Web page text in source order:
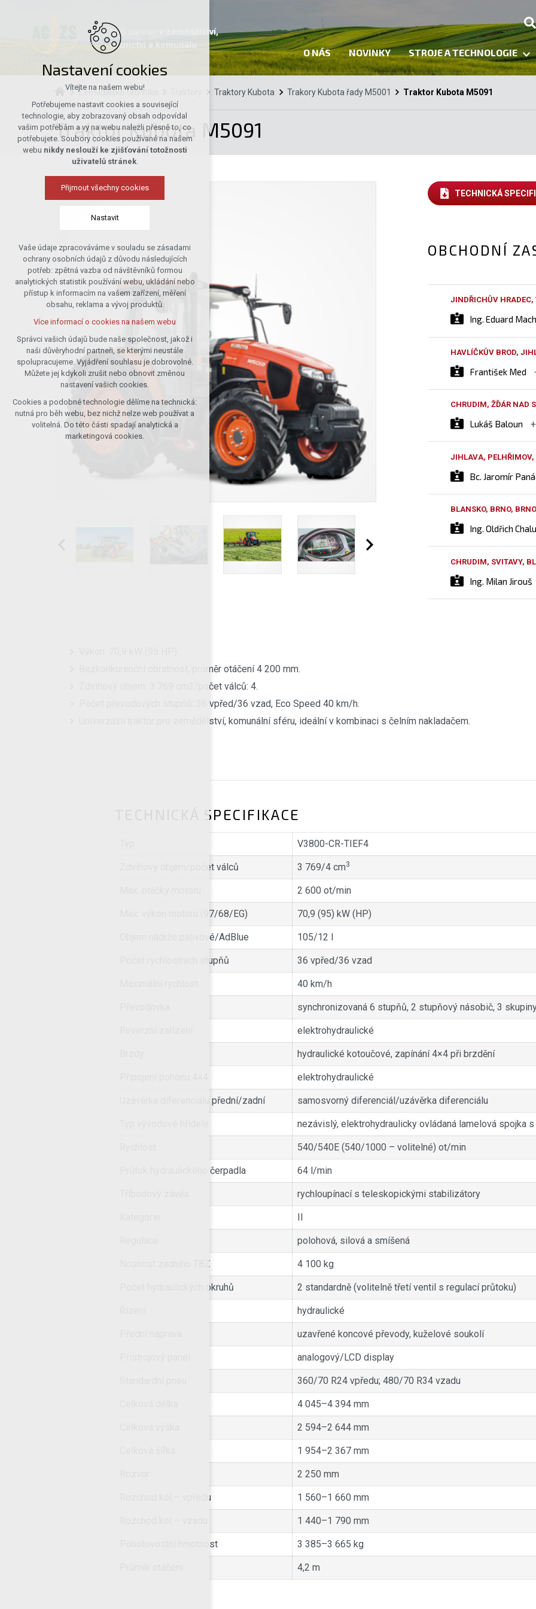
Váš partner
v zemědělství,
lesnictví a komunálu
O NÁS NOVINKY STROJE A TECHNOLOGIE
Zemědělská technika Traktory Kubota Trakory Kubota řady M5001 Traktor Kubota M5091
Traktor Kubota M5091
TECHNICKÁ
OBCHODNÍ
Ing. Eduard
JINDŘICHŮV
František Med
HAVLÍČKŮV BROD,
Lukáš Baloun
CHRUDIM, ŽĎÁR NAD
Bc. Jaromír
JIHLAVA,
Ing. Oldřich
BLANSKO, BRNO,
Ing. Milan Jirouš
CHRUDIM, SVITAVY,
Bezkonkurenční obratnost, průměr otáčení 4 200 mm.
Zdvihový objem: 3 769 cm3/počet válců: 4.
Počet převodových stupňů: 36 vpřed/36 vzad, Eco Speed 40 km/h.
Univerzální traktor pro zemědělství, komunální sféru, ideální v kombinaci s čelním nakladačem.
TECHNICKÁ SPECIFIKACE
V3800-CR-TIEF4
Zdvihový objem/počet válců 3 769/4 cm3
2 600 ot/min
Max. výkon motoru (97/68/EG) 70,9 (95) kW (HP)
Objem nádrže palivové/AdBlue 105/12 l
Počet rychlostních stupňů 36 vpřed/36 vzad
40 km/h
synchronizovaná 6 stupňů, 2 stupňový násobič, 3
elektrohydraulické
hydraulické kotoučové, zapínání 4×4 při brzdění
elektrohydraulické
Uzávěrka diferenciálu přední/zadní samosvorný diferenciál/uzávěrka diferenciálu
nezávislý, elektrohydraulicky ovládaná lamelová spojka
540/540E (540/1000 – volitelné) ot/min
Průtok hydraulického čerpadla 64 l/min
rychloupínací s teleskopickými stabilizátory
II
polohová, silová a smíšená
Nosnost zadního TBZ 4 100 kg
Počet hydraulických okruhů 2 standardně (volitelně třetí ventil s regulací průtoku)
hydraulické
uzavřené koncové převody, kuželové soukolí
analogový/LCD display
360/70 R24 vpředu; 480/70 R34 vzadu
4 045–4 394 mm
2 594–2 644 mm
1 954–2 367 mm
2 250 mm
Rozchod kol – vpředu 1 560–1 660 mm
1 440–1 790 mm
Pohotovostní hmotnost 3 385–3 665 kg
4,2 m
Nastavení cookies
Vítejte na našem webu!
Potřebujeme nastavit cookies a související
technologie, aby zobrazovaný obsah odpovídal
vašim potřebám a vy na webu nalezli přesně to, co
potřebujete. Soubory cookies používané na našem
webu nikdy neslouží ke zjišťování totožnosti
uživatelů stránek.
Přijmout všechny cookies
Nastavit
Technická cookies
nutná pro provozování webu
udržení kontextu stránek (session):
případná přihlášení, volby jazyka, apod.
Volitelná cookies
analytická pro anonymizované
vyhodnocení návštěvnosti
marketingová cookies (Google)
Více informací o cookies na našem webu
Přijmout všechny cookies
Odmítnout vše
Vaše údaje zpracováváme v souladu se zásadami
ochrany osobních údajů z důvodu následujících
potřeb: zpětná vazba od návštěvníků formou
analytických statistik používání webu, ukládání nebo
přístup k informacím na vašem zařízení, měření
obsahu, reklama a vývoj produktů.
Více informací o cookies na našem webu
Správci vašich údajů bude naše společnost, jakož i
naši důvěryhodní partneři, se kterými neustále
spolupracujeme. Vyjádření souhlasu je dobrovolné.
Můžete jej kdykoli zrušit nebo obnovit změnou
nastavení vašich cookies.
Cookies a podobné technologie dělíme na technická:
nutná pro běh webu, bez nichž nelze web používat a
volitelná. Do této části spadají analytická a
marketingová cookies.